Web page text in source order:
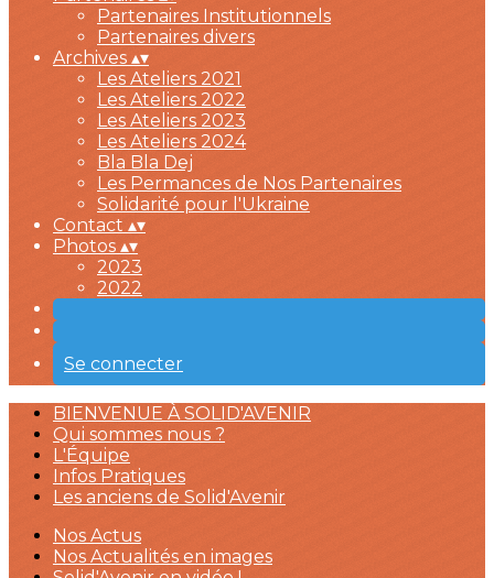
Partenaires Institutionnels
Partenaires divers
Archives ▴▾
Les Ateliers 2021
Les Ateliers 2022
Les Ateliers 2023
Les Ateliers 2024
Bla Bla Dej
Les Permances de Nos Partenaires
Solidarité pour l'Ukraine
Contact ▴▾
Photos ▴▾
2023
2022
Se connecter
BIENVENUE À SOLID'AVENIR
Qui sommes nous ?
L'Équipe
Infos Pratiques
Les anciens de Solid'Avenir
Nos Actus
Nos Actualités en images